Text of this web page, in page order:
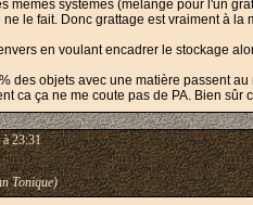
mêmes systèmes (mélange pour l'un
le fait. Donc grattage est vraiment à la
en voulant encadrer le stockage
des objets avec une matière passent au
ca ça ne me coute pas de PA. Bien
23:31
Tonique)